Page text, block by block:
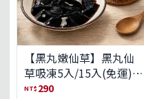
【黑丸嫩仙草】黑丸仙
草吸凍5入/15入(免運)
(預購中8/14出貨)
NT$ 290